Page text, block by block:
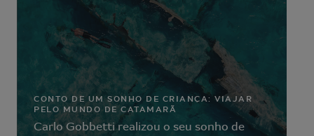
TESTEMUNHOS DOS
PROPRIETÁRIOS
Os proprietários Lagoon
contam-nos a sua história
CONTO DE UM SONHO DE CRIANÇA: VIAJAR
PELO MUNDO DE CATAMARÃ
Carlo Gobbetti realizou o seu sonho de